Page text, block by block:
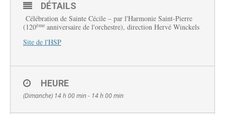
DÉTAILS
Célébration de Sainte Cécile – par l'Harmonie Saint-Pierre
(120ème anniversaire de l'orchestre), direction Hervé Winckels
Site de l'HSP
HEURE
(Dimanche) 14 h 00 min - 14 h 00 min